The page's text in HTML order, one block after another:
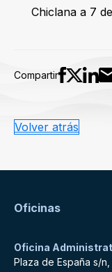
Chiclana a 7 de
Compartir
Volver atrás
Oficinas
Oficina
Plaza de España s/n,